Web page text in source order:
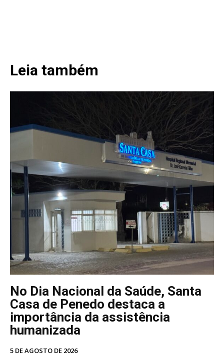
Leia também
No Dia Nacional da Saúde, Santa
Casa de Penedo destaca a
importância da assistência
humanizada
5 DE AGOSTO DE 2026